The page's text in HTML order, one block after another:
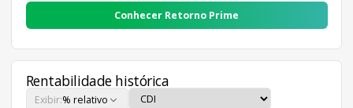
Conhecer Retorno Prime
Rentabilidade histórica
Exibir:% relativo